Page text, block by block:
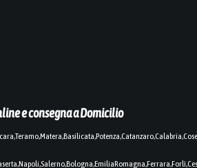
e consegna a Domicilio